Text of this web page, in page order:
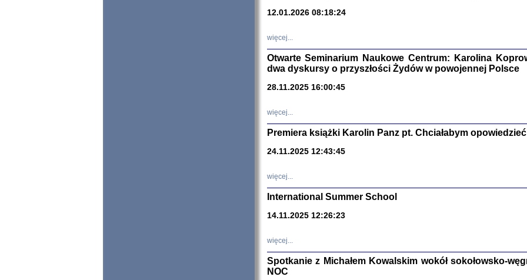
'z
Józef Zelkowicz,
CZYTAJĄC
Dziennik
12.01.2026 08:18:24
więcej...
Otwarte Seminarium Naukowe Centrum: Karolina
dwa dyskursy o przyszłości Żydów w powojennej Polsce
28.11.2025 16:00:45
więcej...
Premiera książki Karolin Panz pt. Chciałabym
24.11.2025 12:43:45
więcej...
International Summer School
14.11.2025 12:26:23
więcej...
Spotkanie z Michałem Kowalskim wokół sokołowsko-
NOC